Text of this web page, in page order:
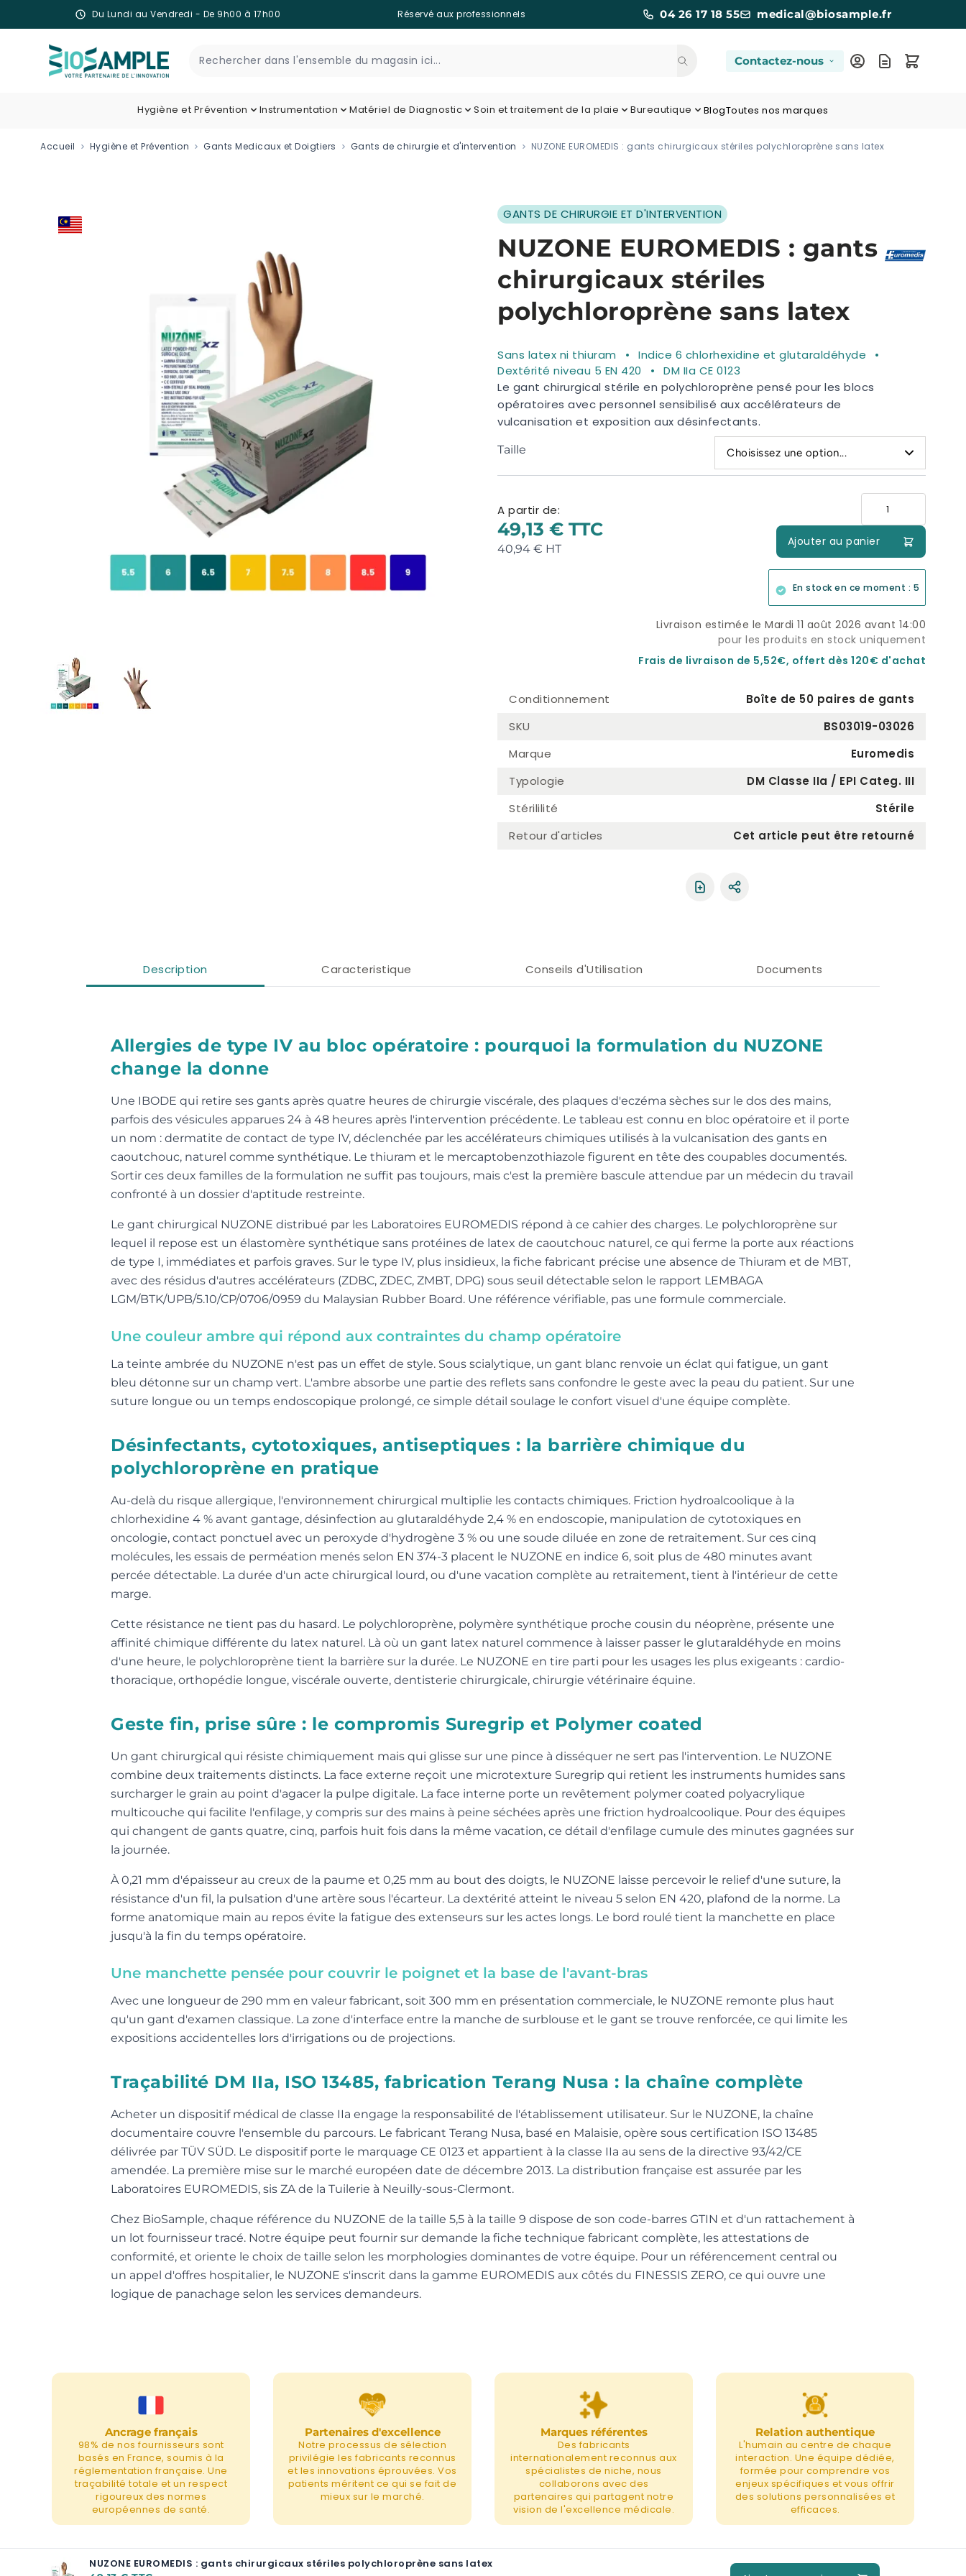
Du Lundi au Vendredi - De 9h00 à 17h00 Réservé aux professionnels 04 26 17 18 55
medical@biosample.fr
Contactez-nous
Hygiène et Prévention Instrumentation Matériel de Diagnostic Soin et traitement de la plaie Bureautique BlogToutes nos marques
Accueil Hygiène et Prévention Gants Medicaux et Doigtiers Gants de chirurgie et d'intervention NUZONE EUROMEDIS : gants chirurgicaux stériles polychloroprène sans latex
GANTS DE CHIRURGIE ET D'INTERVENTION
NUZONE EUROMEDIS : gants
chirurgicaux stériles
polychloroprène sans latex
View larger image
Sans latex ni thiuram
Indice 6 chlorhexidine et glutaraldéhyde
Dextérité niveau 5 EN 420
DM IIa CE 0123
Le gant chirurgical stérile en polychloroprène pensé pour les blocs
opératoires avec personnel sensibilisé aux accélérateurs de
vulcanisation et exposition aux désinfectants.
Taille Choisissez une option...
A partir de:
49,13 €
40,94 €
Ajouter au panier
En stock en ce moment : 5
Livraison estimée le Mardi 11 août 2026 avant 14:00
pour les produits en stock uniquement
Frais de livraison de 5,52€, offert dès 120€ d'achat
Conditionnement
Boîte de 50 paires de gants
SKU
BS03019-03026
Marque
Euromedis
Typologie
DM Classe IIa / EPI Categ. III
Stérililité
Stérile
Retour d'articles
Cet article peut être retourné
Partager le produit
Description Caracteristique Conseils d'Utilisation Documents
Allergies de type IV au bloc opératoire : pourquoi la formulation du NUZONE
change la donne
Une IBODE qui retire ses gants après quatre heures de chirurgie viscérale, des plaques d'eczéma sèches sur le dos des mains,
parfois des vésicules apparues 24 à 48 heures après l'intervention précédente. Le tableau est connu en bloc opératoire et il porte
un nom : dermatite de contact de type IV, déclenchée par les accélérateurs chimiques utilisés à la vulcanisation des gants en
caoutchouc, naturel comme synthétique. Le thiuram et le mercaptobenzothiazole figurent en tête des coupables documentés.
Sortir ces deux familles de la formulation ne suffit pas toujours, mais c'est la première bascule attendue par un médecin du travail
confronté à un dossier d'aptitude restreinte.
Le gant chirurgical NUZONE distribué par les Laboratoires EUROMEDIS répond à ce cahier des charges. Le polychloroprène sur
lequel il repose est un élastomère synthétique sans protéines de latex de caoutchouc naturel, ce qui ferme la porte aux réactions
de type I, immédiates et parfois graves. Sur le type IV, plus insidieux, la fiche fabricant précise une absence de Thiuram et de MBT,
avec des résidus d'autres accélérateurs (ZDBC, ZDEC, ZMBT, DPG) sous seuil détectable selon le rapport LEMBAGA
LGM/BTK/UPB/5.10/CP/0706/0959 du Malaysian Rubber Board. Une référence vérifiable, pas une formule commerciale.
Une couleur ambre qui répond aux contraintes du champ opératoire
La teinte ambrée du NUZONE n'est pas un effet de style. Sous scialytique, un gant blanc renvoie un éclat qui fatigue, un gant
bleu détonne sur un champ vert. L'ambre absorbe une partie des reflets sans confondre le geste avec la peau du patient. Sur une
suture longue ou un temps endoscopique prolongé, ce simple détail soulage le confort visuel d'une équipe complète.
Désinfectants, cytotoxiques, antiseptiques : la barrière chimique du
polychloroprène en pratique
Au-delà du risque allergique, l'environnement chirurgical multiplie les contacts chimiques. Friction hydroalcoolique à la
chlorhexidine 4 % avant gantage, désinfection au glutaraldéhyde 2,4 % en endoscopie, manipulation de cytotoxiques en
oncologie, contact ponctuel avec un peroxyde d'hydrogène 3 % ou une soude diluée en zone de retraitement. Sur ces cinq
molécules, les essais de perméation menés selon EN 374-3 placent le NUZONE en indice 6, soit plus de 480 minutes avant
percée détectable. La durée d'un acte chirurgical lourd, ou d'une vacation complète au retraitement, tient à l'intérieur de cette
marge.
Cette résistance ne tient pas du hasard. Le polychloroprène, polymère synthétique proche cousin du néoprène, présente une
affinité chimique différente du latex naturel. Là où un gant latex naturel commence à laisser passer le glutaraldéhyde en moins
d'une heure, le polychloroprène tient la barrière sur la durée. Le NUZONE en tire parti pour les usages les plus exigeants : cardio-
thoracique, orthopédie longue, viscérale ouverte, dentisterie chirurgicale, chirurgie vétérinaire équine.
Geste fin, prise sûre : le compromis Suregrip et Polymer coated
Un gant chirurgical qui résiste chimiquement mais qui glisse sur une pince à disséquer ne sert pas l'intervention. Le NUZONE
combine deux traitements distincts. La face externe reçoit une microtexture Suregrip qui retient les instruments humides sans
surcharger le grain au point d'agacer la pulpe digitale. La face interne porte un revêtement polymer coated polyacrylique
multicouche qui facilite l'enfilage, y compris sur des mains à peine séchées après une friction hydroalcoolique. Pour des équipes
qui changent de gants quatre, cinq, parfois huit fois dans la même vacation, ce détail d'enfilage cumule des minutes gagnées sur
la journée.
À 0,21 mm d'épaisseur au creux de la paume et 0,25 mm au bout des doigts, le NUZONE laisse percevoir le relief d'une suture, la
résistance d'un fil, la pulsation d'une artère sous l'écarteur. La dextérité atteint le niveau 5 selon EN 420, plafond de la norme. La
forme anatomique main au repos évite la fatigue des extenseurs sur les actes longs. Le bord roulé tient la manchette en place
jusqu'à la fin du temps opératoire.
Une manchette pensée pour couvrir le poignet et la base de l'avant-bras
Avec une longueur de 290 mm en valeur fabricant, soit 300 mm en présentation commerciale, le NUZONE remonte plus haut
qu'un gant d'examen classique. La zone d'interface entre la manche de surblouse et le gant se trouve renforcée, ce qui limite les
expositions accidentelles lors d'irrigations ou de projections.
Traçabilité DM IIa, ISO 13485, fabrication Terang Nusa : la chaîne complète
Acheter un dispositif médical de classe IIa engage la responsabilité de l'établissement utilisateur. Sur le NUZONE, la chaîne
documentaire couvre l'ensemble du parcours. Le fabricant Terang Nusa, basé en Malaisie, opère sous certification ISO 13485
délivrée par TÜV SÜD. Le dispositif porte le marquage CE 0123 et appartient à la classe IIa au sens de la directive 93/42/CE
amendée. La première mise sur le marché européen date de décembre 2013. La distribution française est assurée par les
Laboratoires EUROMEDIS, sis ZA de la Tuilerie à Neuilly-sous-Clermont.
Chez BioSample, chaque référence du NUZONE de la taille 5,5 à la taille 9 dispose de son code-barres GTIN et d'un rattachement à
un lot fournisseur tracé. Notre équipe peut fournir sur demande la fiche technique fabricant complète, les attestations de
conformité, et oriente le choix de taille selon les morphologies dominantes de votre équipe. Pour un référencement central ou
un appel d'offres hospitalier, le NUZONE s'inscrit dans la gamme EUROMEDIS aux côtés du FINESSIS ZERO, ce qui ouvre une
logique de panachage selon les services demandeurs.
Ancrage français
98% de nos fournisseurs sont
basés en France, soumis à la
réglementation française. Une
traçabilité totale et un respect
rigoureux des normes
européennes de santé.
Partenaires d'excellence
Notre processus de sélection
privilégie les fabricants reconnus
et les innovations éprouvées. Vos
patients méritent ce qui se fait de
mieux sur le marché.
Marques référentes
Des fabricants
internationalement reconnus aux
spécialistes de niche, nous
collaborons avec des
partenaires qui partagent notre
vision de l'excellence médicale.
Relation authentique
L'humain au centre de chaque
interaction. Une équipe dédiée,
formée pour comprendre vos
enjeux spécifiques et vous offrir
des solutions personnalisées et
efficaces.
NUZONE EUROMEDIS : gants chirurgicaux stériles polychloroprène sans latex